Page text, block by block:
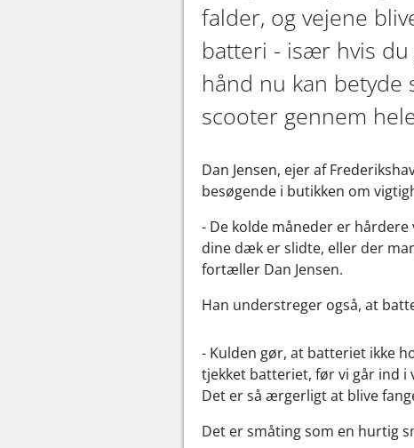
falder, og vejene
batteri - især hvis
hånd nu kan
scooter gennem
Dan Jensen, ejer af
besøgende i butikken om
- De kolde måneder er
dine dæk er slidte, eller der
fortæller Dan Jensen.
Han understreger også, at
- Kulden gør, at batteriet ikke
tjekket batteriet, før vi går ind i
Det er så ærgerligt at blive
Det er småting som en hurtig